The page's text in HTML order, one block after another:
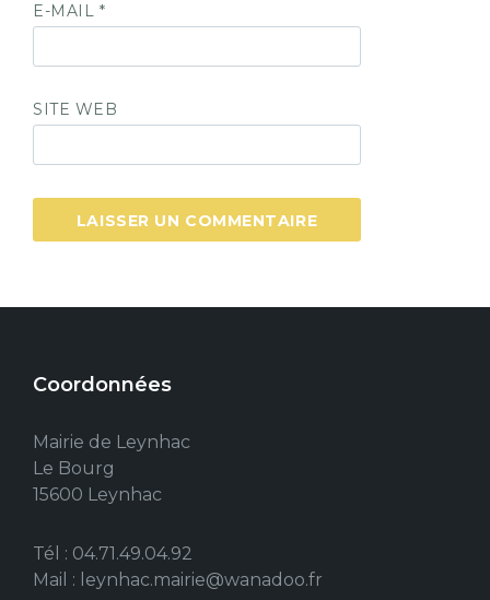
E-MAIL *
SITE WEB
Coordonnées
Mairie de Leynhac
Le Bourg
15600 Leynhac
Tél : 04.71.49.04.92
Mail : leynhac.mairie@wanadoo.fr